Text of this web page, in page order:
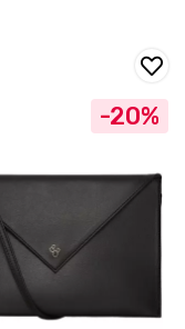
-20%